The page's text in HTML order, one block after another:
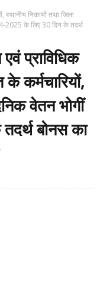
स्थानीय निकायों तथा जिला
2025 के लिए 30 दिन के तदर्थ
प्राविधिक
कर्मचारियों,
वेतन भोगीं
बोनस का